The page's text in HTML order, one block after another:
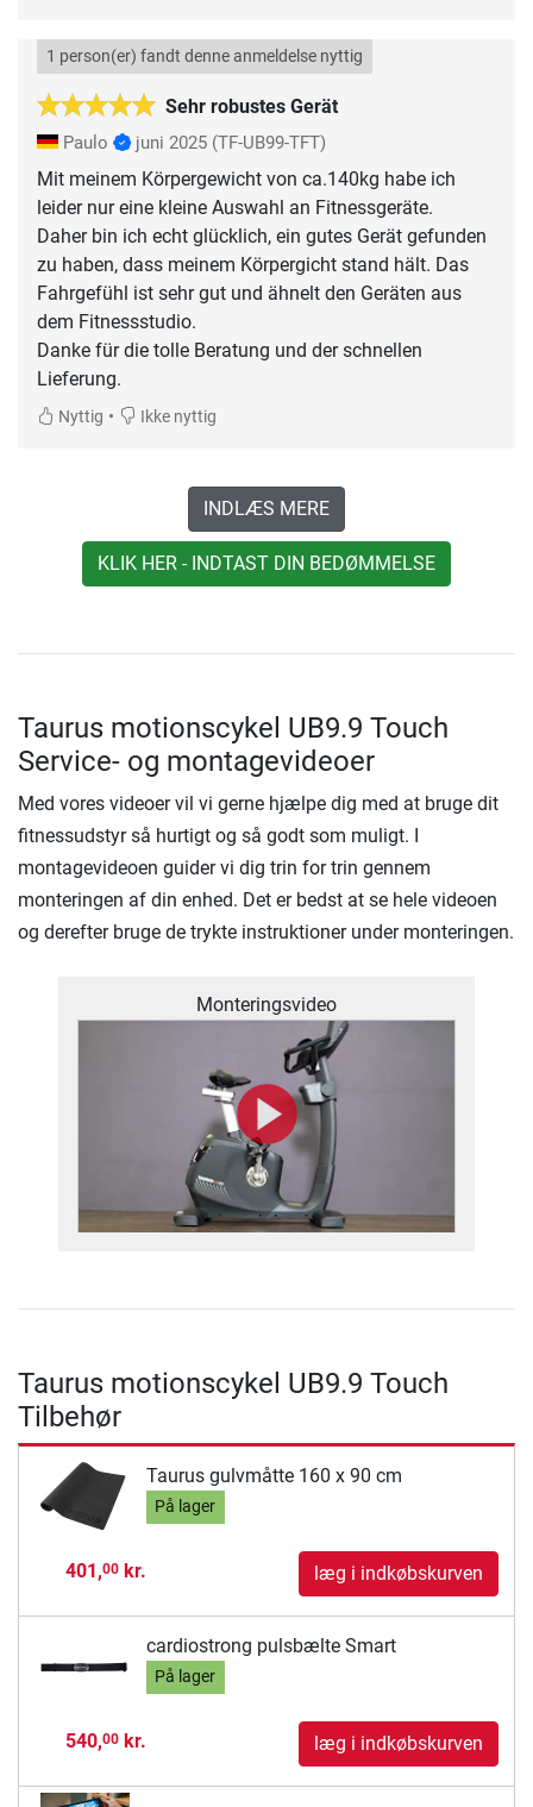
Sehr robustes Gerät
1 person(er) fandt denne anmeldelse nyttig
Paulo juni 2025 (TF-UB99-TFT)
Mit meinem Körpergewicht von ca.140kg habe ich
leider nur eine kleine Auswahl an Fitnessgeräte.
Daher bin ich echt glücklich, ein gutes Gerät gefunden
zu haben, dass meinem Körpergicht stand hält. Das
Fahrgefühl ist sehr gut und ähnelt den Geräten aus
dem Fitnessstudio.
Danke für die tolle Beratung und der schnellen
Lieferung.
Nyttig • Ikke nyttig
INDLÆS MERE
KLIK HER - INDTAST DIN BEDØMMELSE
Taurus motionscykel UB9.9 Touch
Service- og montagevideoer
Med vores videoer vil vi gerne hjælpe dig med at bruge dit
fitnessudstyr så hurtigt og så godt som muligt. I
montagevideoen guider vi dig trin for trin gennem
monteringen af ​​din enhed. Det er bedst at se hele videoen
og derefter bruge de trykte instruktioner under monteringen.
Monteringsvideo
Taurus motionscykel UB9.9 Touch
Tilbehør
Taurus gulvmåtte 160 x 90 cm
På lager
401,00kr. læg i indkøbskurven
cardiostrong pulsbælte Smart
På lager
540,00kr. læg i indkøbskurven